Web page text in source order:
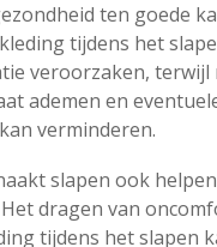
ten goede
tijdens het
veroorzaken, terwijl
ademen en
verminderen.
slapen ook
dragen van
tijdens het slapen